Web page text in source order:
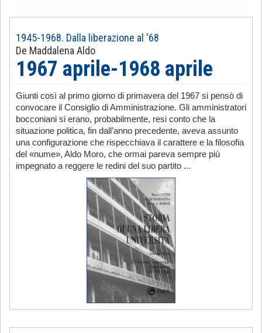
1945-1968. Dalla liberazione al '68
De Maddalena Aldo
1967 aprile-1968 aprile
Giunti così al primo giorno di primavera del 1967 si pensò di
convocare il Consiglio di Amministrazione. Gli amministratori
bocconiani si erano, probabilmente, resi conto che la
situazione politica, fin dall’anno precedente, aveva assunto
una configurazione che rispecchiava il carattere e la filosofia
del «nume», Aldo Moro, che ormai pareva sempre più
impegnato a reggere le redini del suo partito ...